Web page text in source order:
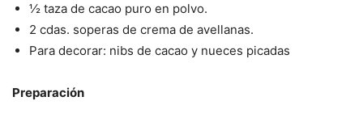
½ taza de cacao puro en polvo.
2 cdas. soperas de crema de avellanas.
Para decorar: nibs de cacao y nueces picadas
Preparación